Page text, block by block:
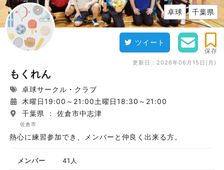
卓球 千葉県
ツイート
保存
更新日： 2026年06月15日(月)
もくれん
卓球サークル・クラブ
木曜日19:00～21:00土曜日18:30～21:00
千葉県 ： 佐倉市中志津
佐倉市
熱心に練習参加でき、メンバーと仲良く出来る方。
メンバー 41人